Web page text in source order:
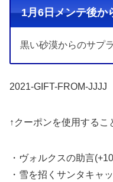
1月6日メンテ後か
黒い砂漠からのサプ
2021-GIFT-FROM-JJJJ
↑クーポンを使用するこ
・ヴォルクスの助言
・雪を招くサンタキャ